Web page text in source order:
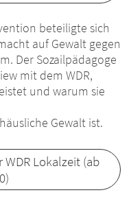
beteiligte sich
auf Gewalt gegen
Der Sozailpädagoge
mit dem WDR,
und warum sie
Gewalt ist.
Lokalzeit (ab